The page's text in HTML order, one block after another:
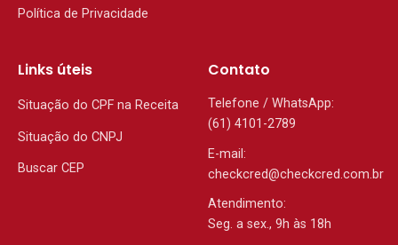
Política de Privacidade
Links úteis
Situação do CPF na Receita
Situação do CNPJ
Buscar CEP
Contato
Telefone / WhatsApp:
(61) 4101-2789
E-mail:
checkcred@checkcred.com.br
Atendimento:
Seg. a sex., 9h às 18h